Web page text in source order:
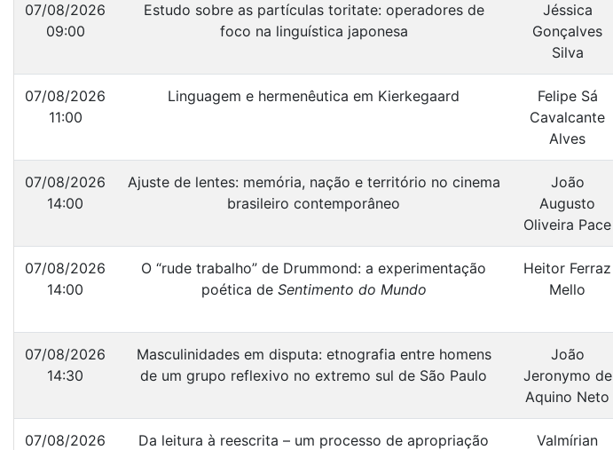
07/08/2026
09:00
Estudo sobre as partículas toritate: operadores de
foco na linguística japonesa
Jéssica
Gonçalves
Silva
07/08/2026
11:00
Linguagem e hermenêutica em Kierkegaard
Felipe Sá
Cavalcante
Alves
07/08/2026
14:00
Ajuste de lentes: memória, nação e território no cinema
brasileiro contemporâneo
João
Augusto
Oliveira Pace
07/08/2026
14:00
O “rude trabalho” de Drummond: a experimentação
poética de Sentimento do Mundo
Heitor Ferraz
Mello
07/08/2026
14:30
Masculinidades em disputa: etnografia entre homens
de um grupo reflexivo no extremo sul de São Paulo
João
Jeronymo de
Aquino Neto
07/08/2026
Da leitura à reescrita – um processo de apropriação
Valmírian